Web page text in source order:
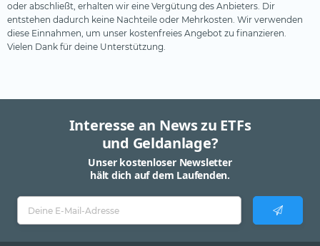
oder abschließt, erhalten wir eine Vergütung des Anbieters. Dir
entstehen dadurch keine Nachteile oder Mehrkosten. Wir verwenden
diese Einnahmen, um unser kostenfreies Angebot zu finanzieren.
Vielen Dank für deine Unterstützung.
Interesse an News zu ETFs
und Geldanlage?
Unser kostenloser Newsletter
hält dich auf dem Laufenden.